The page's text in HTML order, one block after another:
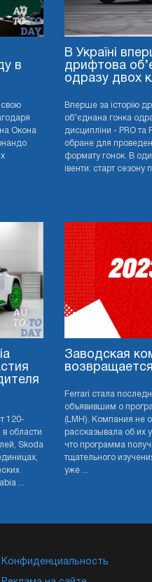
в
Окона
В Україні
дрифтова
одразу двох
Вперше за історію
об’єднана гонка
дисципліни - PRO та
обране для
формату гонок. В
івенти: старт сезону
120-
области
Skoda
...
Заводская
Ferrari стала
объявившим о
(LMH). Компания не
рассказывала об их
что программа
тщательного
уже ...
Конфиденциальность